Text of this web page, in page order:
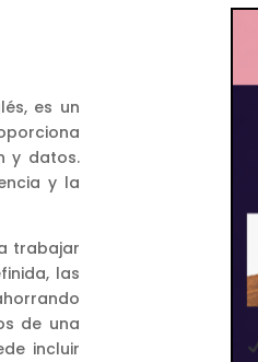
es un
y datos.
y la
trabajar
las
de una
incluir